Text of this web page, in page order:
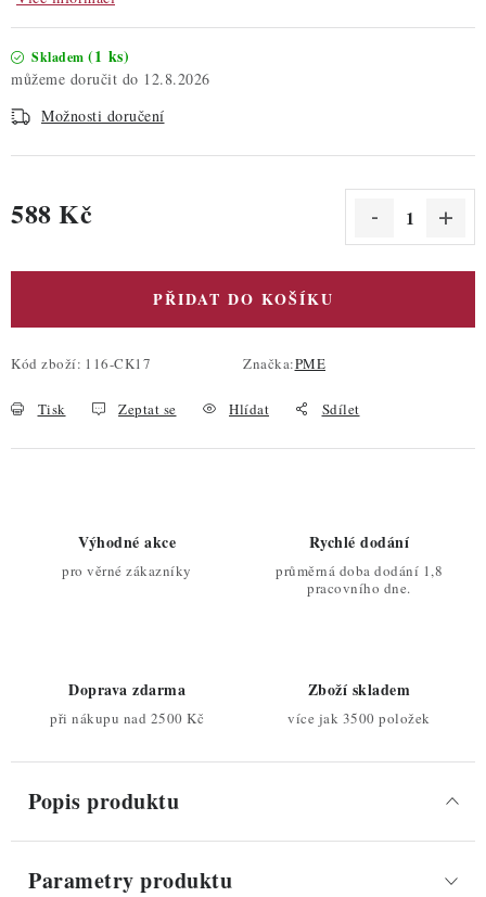
Skladem (1 ks)
12.8.2026
Možnosti doručení
588 Kč
PŘIDAT DO KOŠÍKU
Kód zboží: 116-CK17 Značka:PME
Tisk Zeptat se Hlídat Sdílet
Výhodné akce
pro věrné zákazníky
Rychlé dodání
průměrná doba dodání 1,8
pracovního dne.
Doprava zdarma
při nákupu nad 2500 Kč
Zboží skladem
více jak 3500 položek
Popis produktu
Parametry produktu